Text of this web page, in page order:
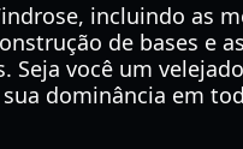
incluindo as
de bases e
Seja você um
dominância em